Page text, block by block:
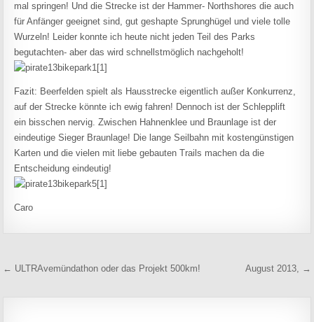
mal springen! Und die Strecke ist der Hammer- Northshores die auch
für Anfänger geeignet sind, gut geshapte Sprunghügel und viele tolle
Wurzeln! Leider konnte ich heute nicht jeden Teil des Parks
begutachten- aber das wird schnellstmöglich nachgeholt!
Fazit: Beerfelden spielt als Hausstrecke eigentlich außer Konkurrenz,
auf der Strecke könnte ich ewig fahren! Dennoch ist der Schlepplift
ein bisschen nervig. Zwischen Hahnenklee und Braunlage ist der
eindeutige Sieger Braunlage! Die lange Seilbahn mit kostengünstigen
Karten und die vielen mit liebe gebauten Trails machen da die
Entscheidung eindeutig!
Caro
Beitragsnavigation
← ULTRAvemündathon oder das Projekt 500km! August 2013, →